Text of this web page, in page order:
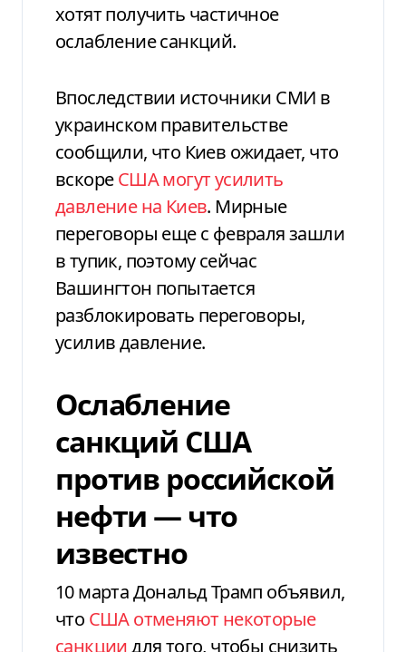
хотят получить частичное
ослабление санкций.
Впоследствии источники СМИ в
украинском правительстве
сообщили, что Киев ожидает, что
вскореСША могут усилить
давление на Киев. Мирные
переговоры еще с февраля зашли
в тупик, поэтому сейчас
Вашингтон попытается
разблокировать переговоры,
усилив давление.
Ослабление
санкций США
против российской
нефти — что
известно
10 марта Дональд Трамп объявил,
что США отменяют некоторые
санкциидля того, чтобы снизить